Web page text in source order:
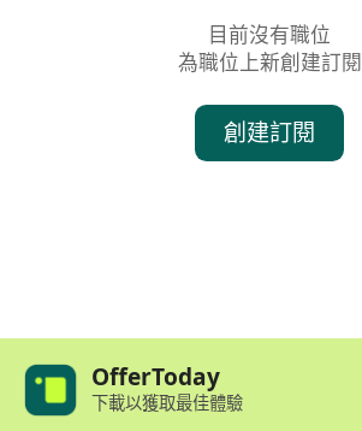
目前沒有職位
為職位上新創建訂閱
創建訂閱
OfferToday
下載以獲取最佳體驗